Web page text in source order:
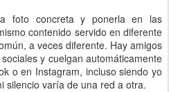
foto concreta y ponerla en las
contenido servido en diferente
a veces diferente. Hay amigos
y cuelgan automáticamente
o en Instagram, incluso siendo yo
silencio varía de una red a otra.